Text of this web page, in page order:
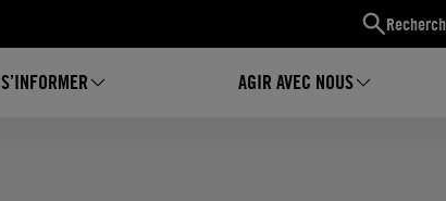
S’INFORMER AGIR AVEC NOUS